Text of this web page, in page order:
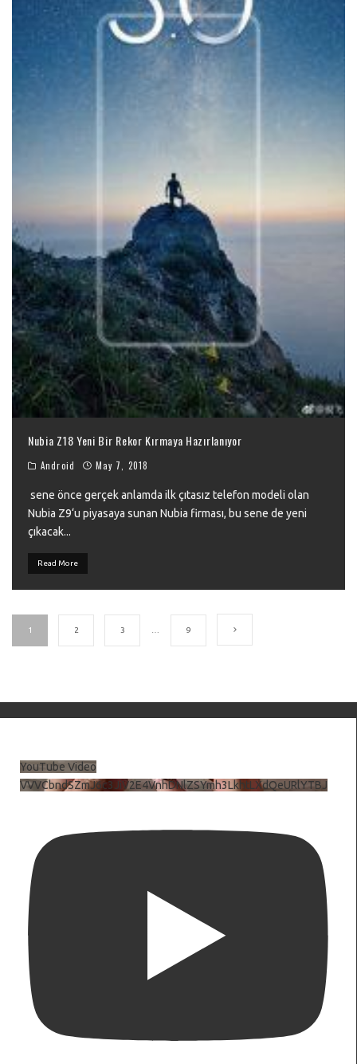
Nubia Z18 Yeni Bir Rekor Kırmaya Hazırlanıyor
Android May 7, 2018
sene önce gerçek anlamda ilk çıtasız telefon modeli olan
Nubia Z9‘u piyasaya sunan Nubia firması, bu sene de yeni
çıkacak...
Read More
1 2 3 9
YouTube Video
VVVCbndSZmJ6c3JiV2E4VnhDNlZSYmh3LkhtLXdQeURlYTBJ